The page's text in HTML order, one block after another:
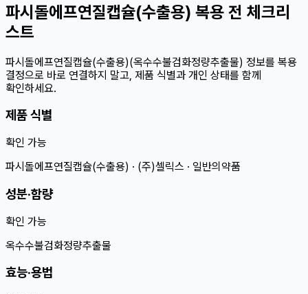
파시돌에프연질캡슐(수출용) 복용 전 체크리
스트
파시돌에프연질캡슐(수출용)(옥수수불검화정량추출물) 정보를 복용
결정으로 바로 연결하지 말고, 제품 식별과 개인 상태를 함께
확인하세요.
제품 식별
확인 가능
파시돌에프연질캡슐(수출용) · (주)셀릭스 · 일반의약품
성분·함량
확인 가능
옥수수불검화정량추출물
효능·용법